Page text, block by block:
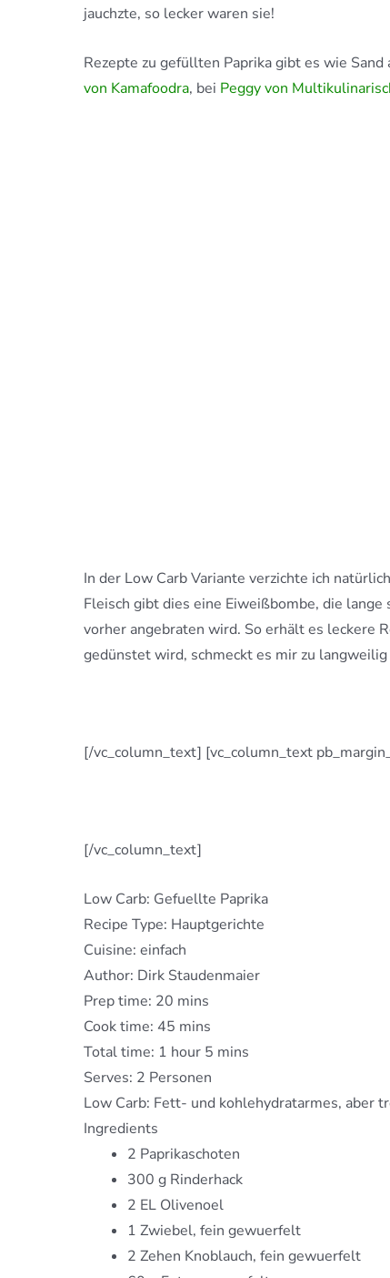
jauchzte, so lecker waren sie!
Rezepte zu gefüllten Paprika gibt es wie
von Kamafoodra, bei Peggy von
In der Low Carb Variante verzichte ich
Fleisch gibt dies eine Eiweißbombe, die
vorher angebraten wird. So erhält es leckere
gedünstet wird, schmeckt es mir zu langweilig
[/vc_column_text] [vc_column_text
[/vc_column_text]
Low Carb: Gefuellte Paprika
Recipe Type: Hauptgerichte
Cuisine: einfach
Author: Dirk Staudenmaier
Prep time: 20 mins
Cook time: 45 mins
Total time: 1 hour 5 mins
Serves: 2 Personen
Low Carb: Fett- und kohlehydratarmes, aber
Ingredients
2 Paprikaschoten
300 g Rinderhack
2 EL Olivenoel
1 Zwiebel, fein gewuerfelt
2 Zehen Knoblauch, fein gewuerfelt